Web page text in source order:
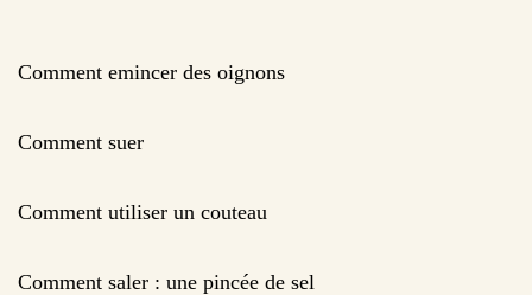
Comment emincer des oignons
Comment suer
Comment utiliser un couteau
Comment saler : une pincée de sel